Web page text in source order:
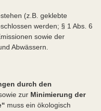
(z.B. geklebte
werden; § 1 Abs. 6
sowie der
Abwässern.
durch den
zur Minimierung der
muss ein ökologisch